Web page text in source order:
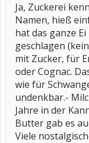
Ja, Zuckerei
Namen, hieß
hat das ganze
geschlagen
mit Zucker, für
oder Cognac.
wie für
undenkbar.-
Jahre in der
Butter gab es
Viele